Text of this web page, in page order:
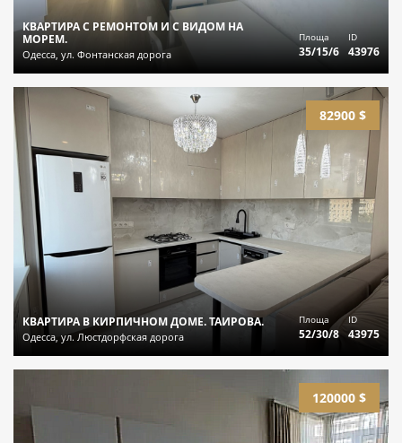
КВАРТИРА С РЕМОНТОМ И С ВИДОМ НА
МОРЕМ.
Одесса, ул. Фонтанская дорога
Площа
35/15/6
ID
43976
82900 $
КВАРТИРА В КИРПИЧНОМ ДОМЕ. ТАИРОВА.
Одесса, ул. Люстдорфская дорога
Площа
52/30/8
ID
43975
120000 $